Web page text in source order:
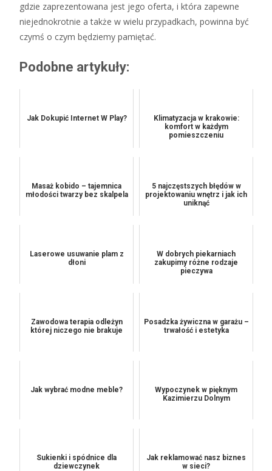
gdzie zaprezentowana jest jego oferta, i która zapewne
niejednokrotnie a także w wielu przypadkach, powinna być
czymś o czym będziemy pamiętać.
Podobne artykuły:
Jak Dokupić Internet W Play?
Klimatyzacja w krakowie:
komfort w każdym
pomieszczeniu
Masaż kobido – tajemnica
młodości twarzy bez skalpela
5 najczęstszych błędów w
projektowaniu wnętrz i jak ich
uniknąć
Laserowe usuwanie plam z
dłoni
W dobrych piekarniach
zakupimy różne rodzaje
pieczywa
Zawodowa terapia odleżyn
której niczego nie brakuje
Posadzka żywiczna w garażu –
trwałość i estetyka
Jak wybrać modne meble?
Wypoczynek w pięknym
Kazimierzu Dolnym
Sukienki i spódnice dla
dziewczynek
Jak reklamować nasz biznes
w sieci?